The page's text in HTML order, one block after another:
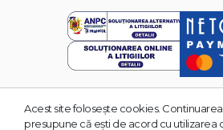
© 2026 Grupul Editorial TREI. Toate
Acest site foloseşte cookies.
presupune că eşti de acord cu utilizarea